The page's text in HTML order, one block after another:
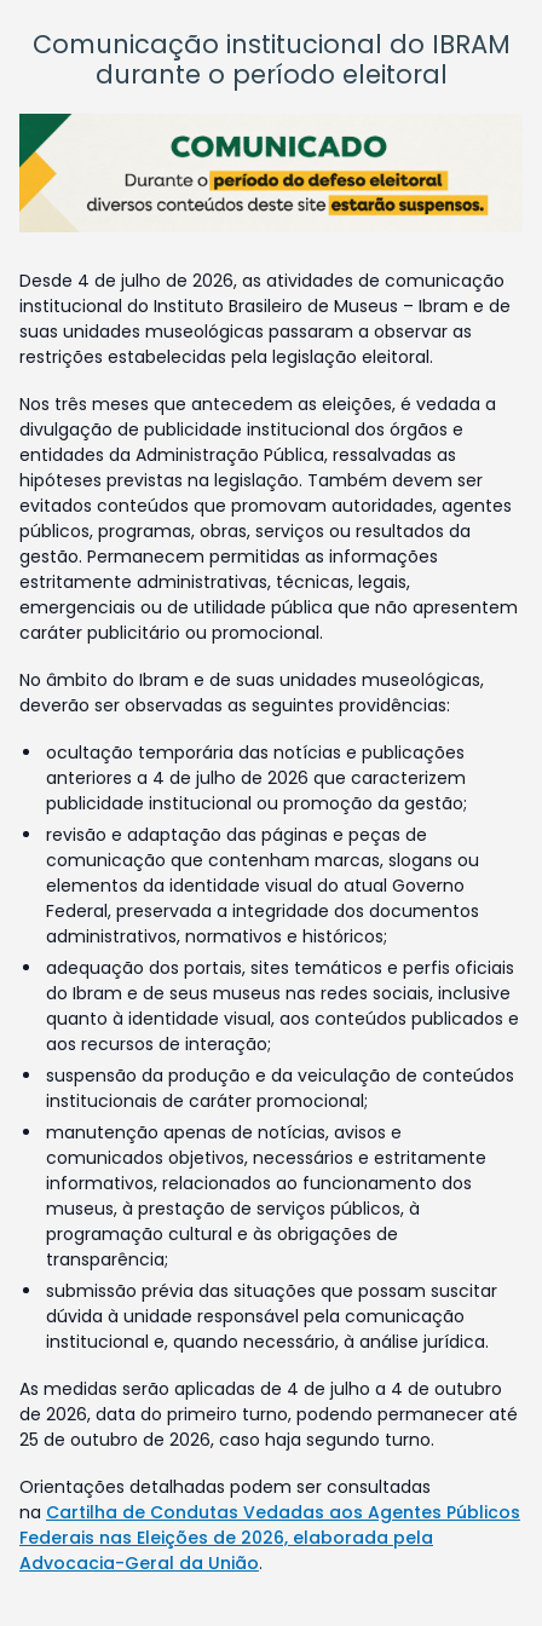
Comunicação institucional do IBRAM
durante o período eleitoral
Desde 4 de julho de 2026, as atividades de comunicação
institucional do Instituto Brasileiro de Museus – Ibram e de
suas unidades museológicas passaram a observar as
restrições estabelecidas pela legislação eleitoral.
Nos três meses que antecedem as eleições, é vedada a
divulgação de publicidade institucional dos órgãos e
entidades da Administração Pública, ressalvadas as
hipóteses previstas na legislação. Também devem ser
evitados conteúdos que promovam autoridades, agentes
públicos, programas, obras, serviços ou resultados da
gestão. Permanecem permitidas as informações
estritamente administrativas, técnicas, legais,
emergenciais ou de utilidade pública que não apresentem
caráter publicitário ou promocional.
No âmbito do Ibram e de suas unidades museológicas,
deverão ser observadas as seguintes providências:
ocultação temporária das notícias e publicações
anteriores a 4 de julho de 2026 que caracterizem
publicidade institucional ou promoção da gestão;
revisão e adaptação das páginas e peças de
comunicação que contenham marcas, slogans ou
elementos da identidade visual do atual Governo
Federal, preservada a integridade dos documentos
administrativos, normativos e históricos;
adequação dos portais, sites temáticos e perfis oficiais
do Ibram e de seus museus nas redes sociais, inclusive
quanto à identidade visual, aos conteúdos publicados e
aos recursos de interação;
suspensão da produção e da veiculação de conteúdos
institucionais de caráter promocional;
manutenção apenas de notícias, avisos e
comunicados objetivos, necessários e estritamente
informativos, relacionados ao funcionamento dos
museus, à prestação de serviços públicos, à
programação cultural e às obrigações de
transparência;
submissão prévia das situações que possam suscitar
dúvida à unidade responsável pela comunicação
institucional e, quando necessário, à análise jurídica.
As medidas serão aplicadas de 4 de julho a 4 de outubro
de 2026, data do primeiro turno, podendo permanecer até
25 de outubro de 2026, caso haja segundo turno.
Orientações detalhadas podem ser consultadas
na Cartilha de Condutas Vedadas aos Agentes Públicos
Federais nas Eleições de 2026, elaborada pela
Advocacia-Geral da União.